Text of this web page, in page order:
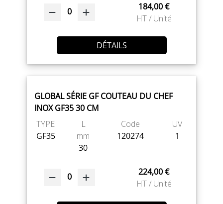
0
184,00 €
HT / Unité
DÉTAILS
GLOBAL SÉRIE GF COUTEAU DU CHEF
INOX GF35 30 CM
TYPE
GF35
L
mm
30
Code
120274
UV
1
0
224,00 €
HT / Unité